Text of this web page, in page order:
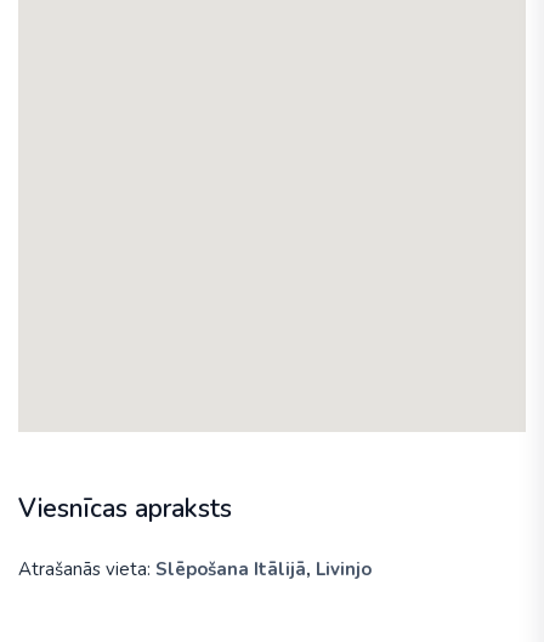
Viesnīcas apraksts
Atrašanās vieta: Slēpošana Itālijā, Livinjo